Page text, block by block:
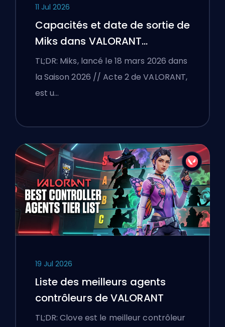
11 Jul 2026
Capacités et date de sortie de
Miks dans VALORANT
expliquées
TL;DR: Miks, lancé le 18 mars 2026 dans
la Saison 2026 // Acte 2 de VALORANT,
est u…
19 Jul 2026
Liste des meilleurs agents
contrôleurs de VALORANT
TL;DR: Clove est le meilleur contrôleur